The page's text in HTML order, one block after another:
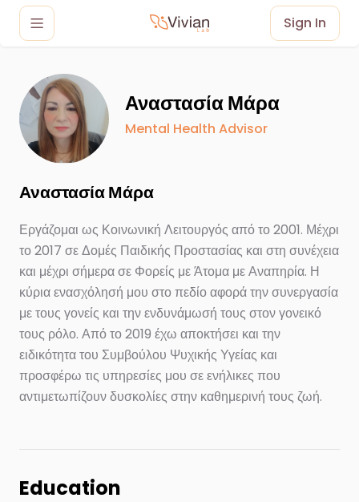
Sign In
your network connection and try again.
Αναστασία Μάρα
Mental Health Advisor
ΑναστασίαΜάρα
Εργάζομαι ως Κοινωνική Λειτουργός απότο2001. Μέχρι
το2017 σεΔομές Παιδικής Προστασίας και στη συνέχεια
και μέχρι σήμερασε Φορείς μεΆτομα μεΑναπηρία. Η
κύριαενασχόλησή μου στοπεδίοαφοράτηνσυνεργασία
μετους γονείς και τηνενδυνάμωσή τους στονγονεικό
τους ρόλο. Απότο2019 έχω αποκτήσει και την
ειδικότητατου Συμβούλου Ψυχικής Υγείας και
προσφέρω τις υπηρεσίες μου σεενήλικες που
αντιμετωπίζουνδυσκολίες στην καθημερινή τους ζωή.
Education